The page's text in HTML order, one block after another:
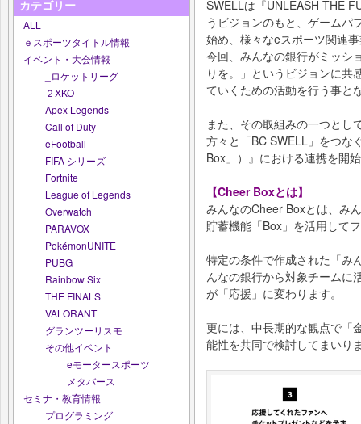
カテゴリー
ALL
ｅスポーツタイトル情報
イベント・大会情報
_ロケットリーグ
２XKO
Apex Legends
Call of Duty
eFootball
FIFA シリーズ
Fortnite
League of Legends
Overwatch
PARAVOX
PokémonUNITE
PUBG
Rainbow Six
THE FINALS
VALORANT
グランツーリスモ
その他イベント
eモータースポーツ
メタバース
セミナ・教育情報
プログラミング
SWELLは『UNLEASH THE
うビジョンのもと、ゲームパ
始め、様々なeスポーツ関連
今回、みんなの銀行がミッシ
りを。」というビジョンに共
ていくための活動を行う事と
また、その取組みの一つとし
方々と「BC SWELL」をつな
Box」）』における連携を開
【Cheer Boxとは】
みんなのCheer Boxとは、み
貯蓄機能「Box」を活用して
特定の条件で作成された「み
んなの銀行から対象チームに
が「応援」に変わります。
更には、中長期的な観点で「
能性を共同で検討してまいり